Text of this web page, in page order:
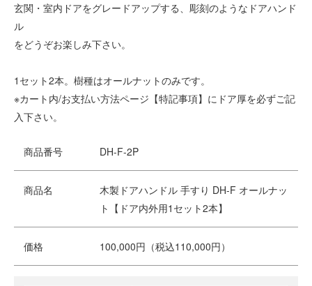
玄関・室内ドアをグレードアップする、彫刻のようなドアハンド
ル
をどうぞお楽しみ下さい。
1セット2本。樹種はオールナットのみです。
※カート内/お支払い方法ページ【特記事項】にドア厚を必ずご記
入下さい。
商品番号 DH-F-2P
商品名
木製ドアハンドル 手すり DH-F オールナッ
ト【ドア内外用1セット2本】
価格 100,000円（税込110,000円）